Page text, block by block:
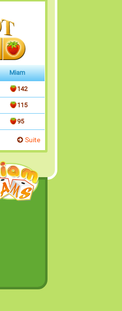
Miam
142
115
95
Suite